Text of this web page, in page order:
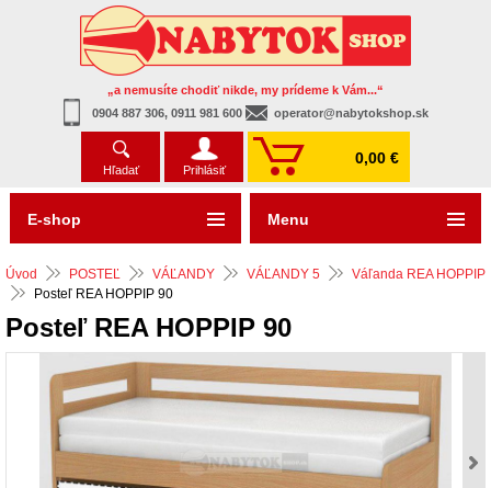
„a nemusíte chodiť nikde, my prídeme k Vám...“
0904 887 306, 0911 981 600
operator@nabytokshop.sk
Hľadať Prihlásiť
0,00 €
Úvod POSTEĽ VÁĽANDY VÁĽANDY 5
Váľanda REA HOPPIP
Posteľ REA HOPPIP 90
Posteľ REA HOPPIP 90
E-shop Menu